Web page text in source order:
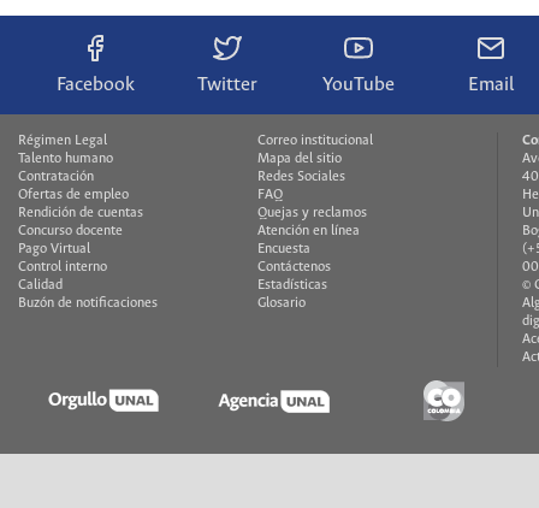
Facebook Twitter YouTube Email
Régimen Legal
Talento humano
Contratación
Ofertas de empleo
Rendición de cuentas
Concurso docente
Pago Virtual
Control interno
Calidad
Buzón de notificaciones
Correo institucional
Mapa del sitio
Redes Sociales
FAQ
Quejas y reclamos
Atención en línea
Encuesta
Contáctenos
Estadísticas
Glosario
©